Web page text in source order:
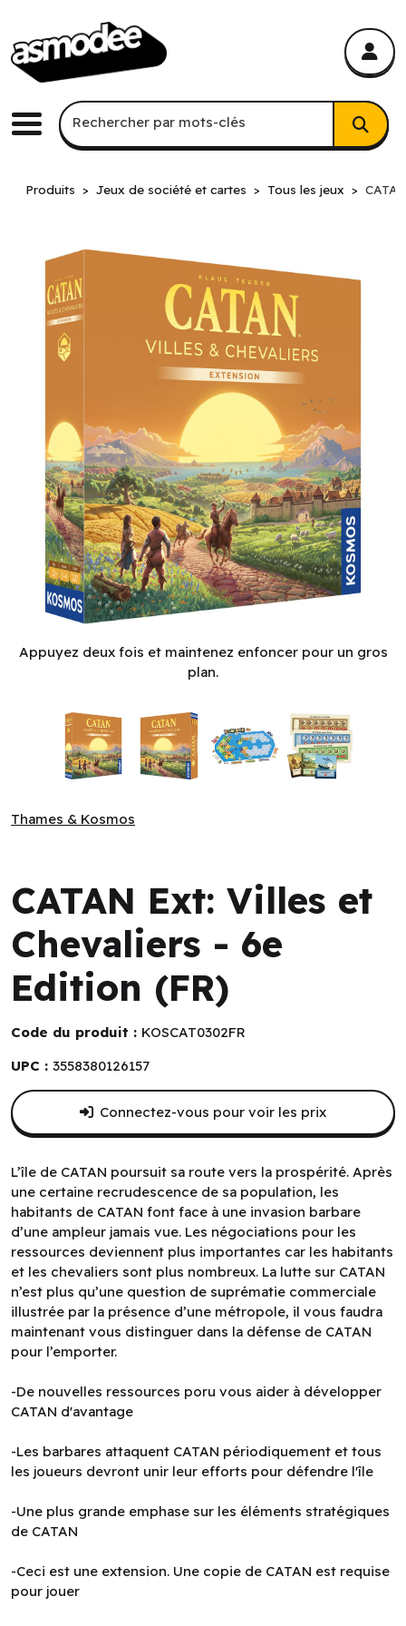
Menu
Recherche par mots-clés
Rechercher par mots-clés
Produits Jeux de société et cartes Tous les jeux
Appuyez deux fois et maintenez enfoncer pour un gros
plan.
Thames & Kosmos
CATAN Ext: Villes et
Chevaliers - 6e
Edition (FR)
Code du produit : KOSCAT0302FR
UPC : 3558380126157
L’île de CATAN poursuit sa route vers la prospérité. Après
une certaine recrudescence de sa population, les
habitants de CATAN font face à une invasion barbare
d’une ampleur jamais vue. Les négociations pour les
ressources deviennent plus importantes car les habitants
et les chevaliers sont plus nombreux. La lutte sur CATAN
n’est plus qu’une question de suprématie commerciale
illustrée par la présence d’une métropole, il vous faudra
maintenant vous distinguer dans la défense de CATAN
pour l’emporter.
-De nouvelles ressources poru vous aider à développer
CATAN d'avantage
-Les barbares attaquent CATAN périodiquement et tous
les joueurs devront unir leur efforts pour défendre l'île
-Une plus grande emphase sur les éléments stratégiques
de CATAN
-Ceci est une extension. Une copie de CATAN est requise
pour jouer
Connectez-vous pour voir les prix